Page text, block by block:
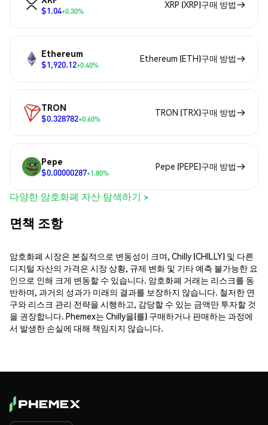
$1.04+0.30%
XRP (XRP)구매 방법
Ethereum
$1,920.12+0.40%
Ethereum (ETH)구매 방법
TRON
$0.328782+0.60%
TRON (TRX)구매 방법
Pepe
$0.00000287+1.80%
Pepe (PEPE)구매 방법
다양한 암호화폐 자산 탐색하기 >
면책 조항
암호화폐 시장은 본질적으로 변동성이 크며, Chilly (CHILLY) 및 다른
디지털 자산의 가격은 시장 상황, 규제 변화 및 기타 예측 불가능한 요
인으로 인해 크게 변동할 수 있습니다. 암호화폐 거래는 리스크를 동
반하며, 과거의 성과가 미래의 결과를 보장하지 않습니다. 철저한 연
구와 리스크 관리 전략을 시행하고, 감당할 수 있는 금액만 투자할 것
을 권장합니다. Phemex는 Chilly을(를) 구매하거나 판매하는 과정에
서 발생한 손실에 대해 책임지지 않습니다.